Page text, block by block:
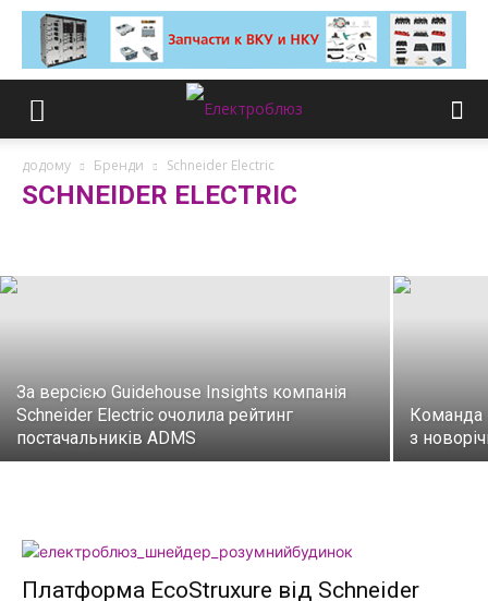
додому Бренди Schneider Electric
SCHNEIDER ELECTRIC
Перша школа сталого розвитку від
За версією Guidehouse Insights компанія
Schneider Electric очолила рейтинг
постачальників ADMS
Команда
з
Платформа EcoStruxure від Schneider